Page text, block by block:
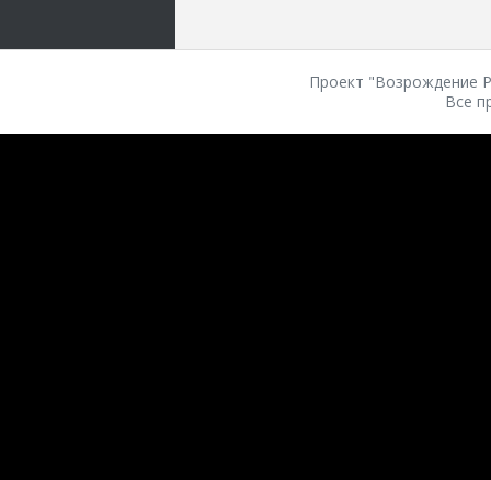
Проект "Возрождение
Все